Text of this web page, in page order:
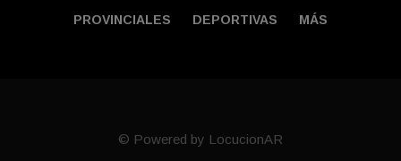
PROVINCIALES DEPORTIVAS MÁS
© Powered by LocucionAR